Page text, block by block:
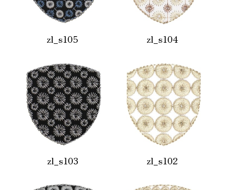
zl_s105 zl_s104
zl_s103 zl_s102